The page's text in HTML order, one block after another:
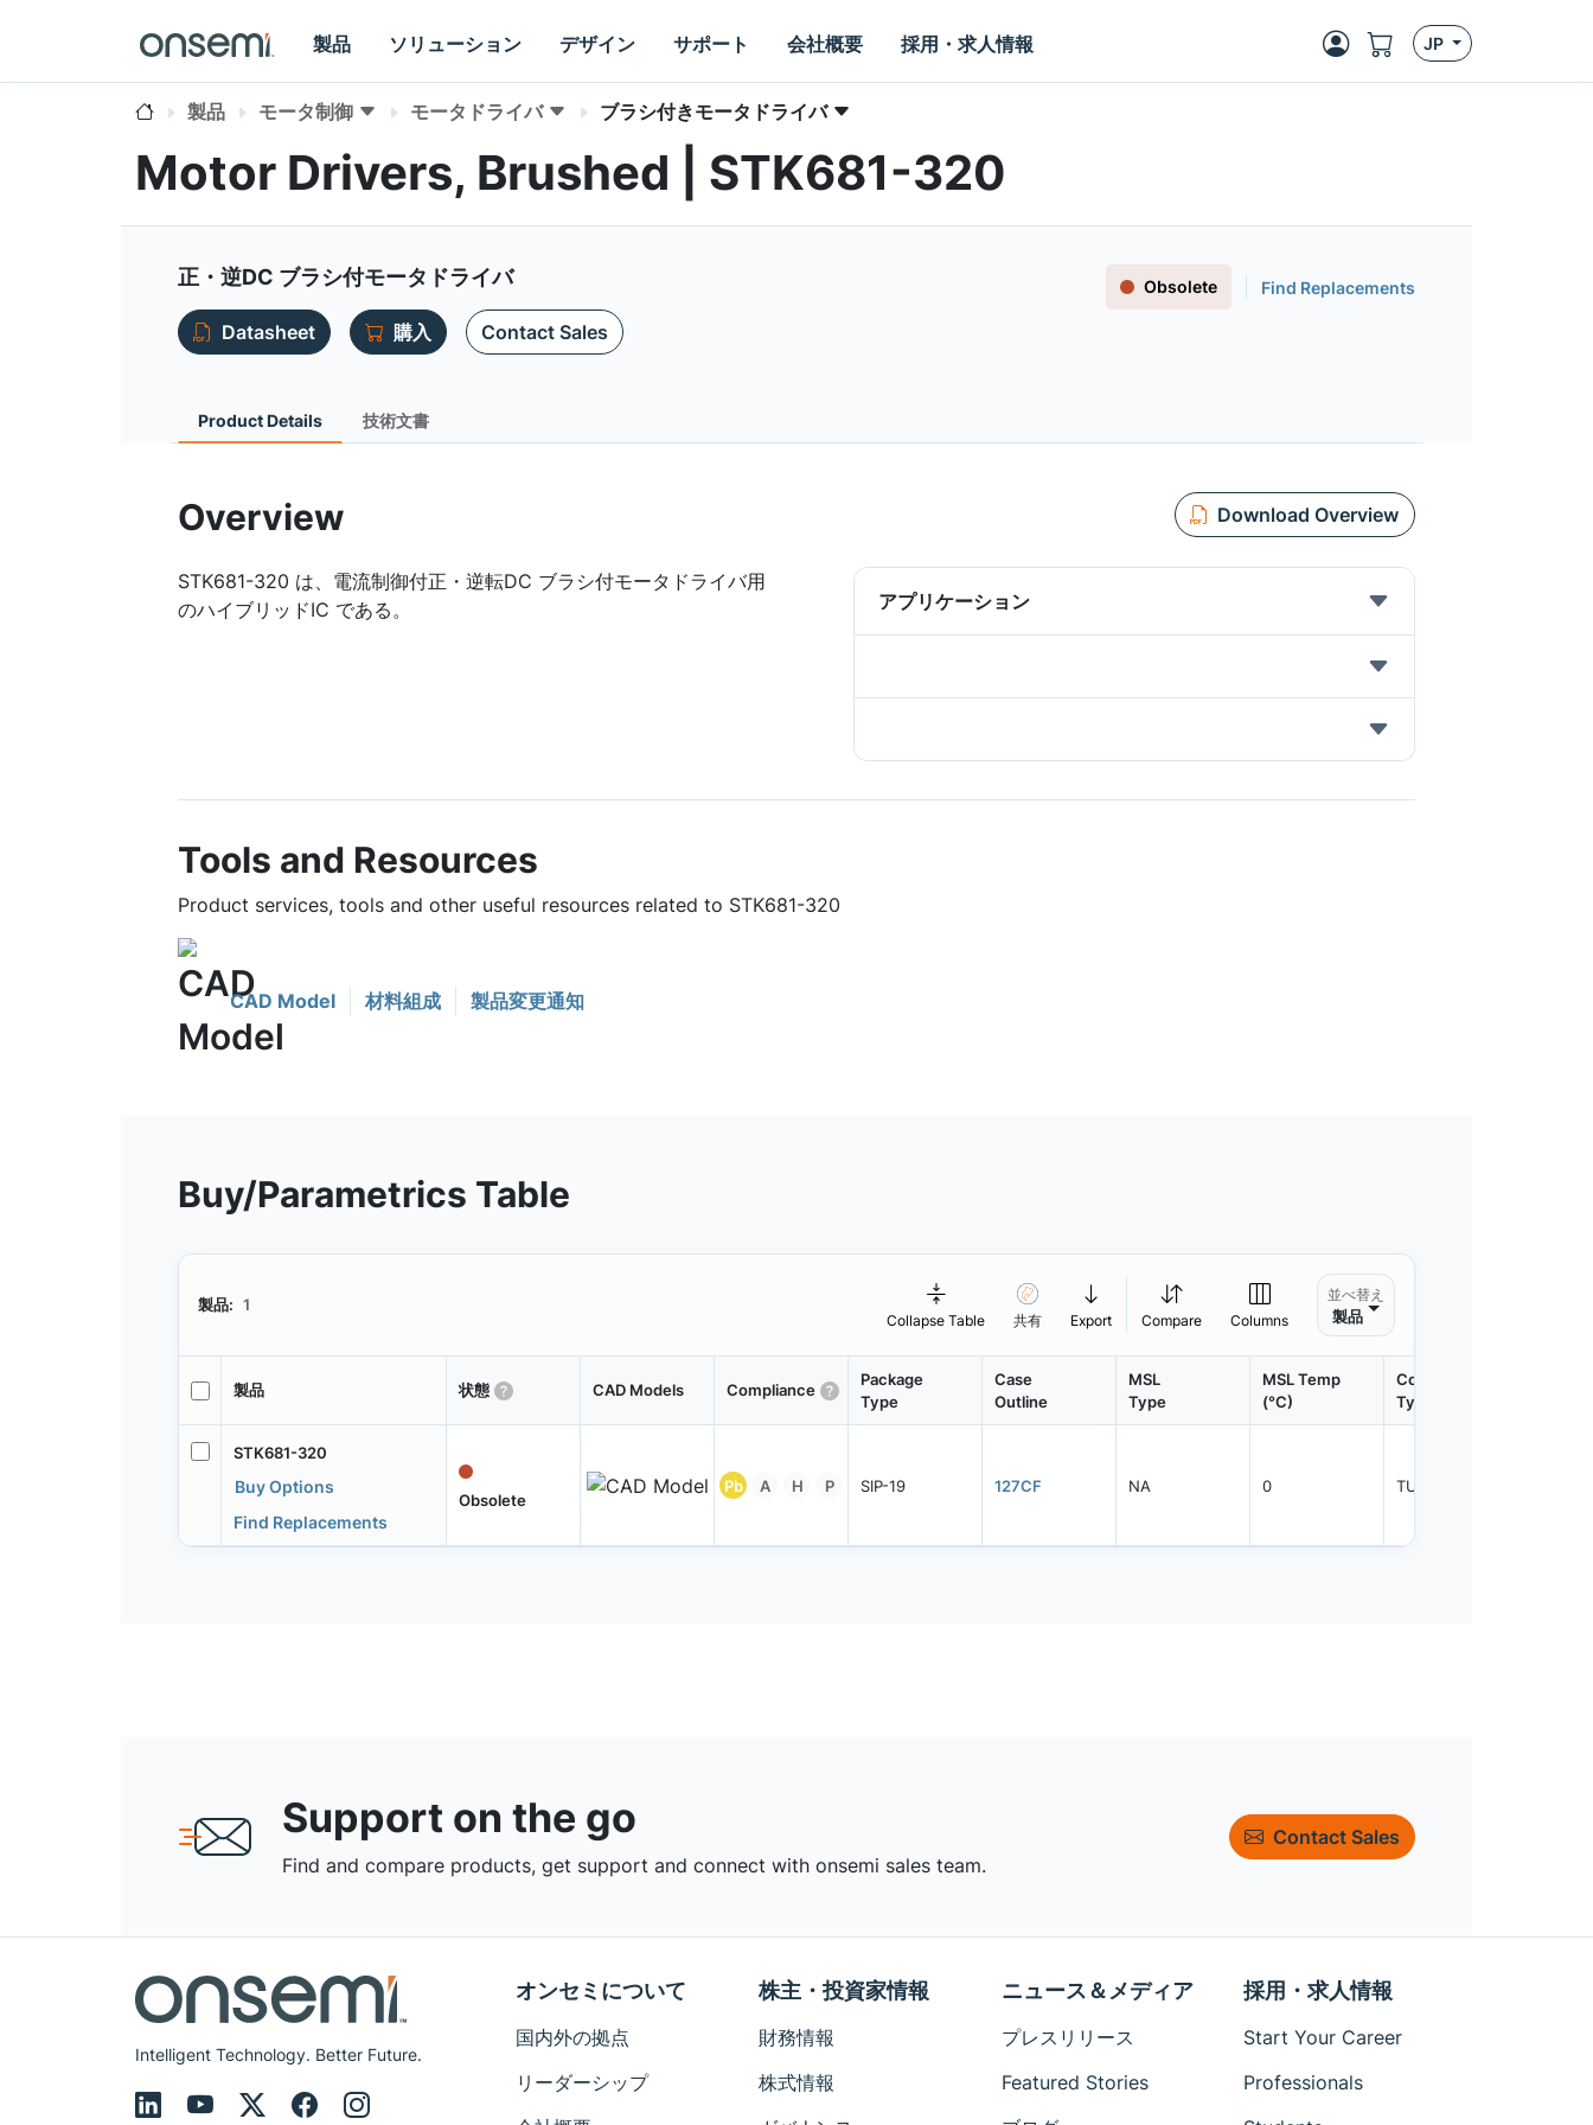
製品 ソリューション デザイン サポート 会社概要 採用・求人情報 JP
製品 モータ制御 モータドライバ ブラシ付きモータドライバ
Motor Drivers, Brushed | STK681-320
正・逆DC ブラシ付モータドライバ Obsolete Find Replacements
Datasheet 購入 Contact Sales
Product Details 技術文書
Overview Download Overview
STK681-320 は、電流制御付正・逆転DC ブラシ付モータドライバ用
のハイブリッドIC である。
アプリケーション
Tools and Resources
Product services, tools and other useful resources related to STK681-320
CAD Model 材料組成 製品変更通知
Buy/Parametrics Table
製品: 1
Collapse Table 共有 Export Compare Columns
並べ替え
製品
製品 状態 CAD Models Compliance
Package
Type
Case
Outline
MSL
Type
MSL Temp
(°C)
Container
Type
STK681-320
Buy Options
Find Replacements
Obsolete
Pb A H P SIP-19 127CF NA 0 TUBE
Support on the go
Find and compare products, get support and connect with onsemi sales team.
Contact Sales
Intelligent Technology. Better Future.
オンセミについて
国内外の拠点
リーダーシップ
株主・投資家情報
財務情報
株式情報
ニュース＆メディア
プレスリリース
Featured Stories
採用・求人情報
Start Your Career
Professionals